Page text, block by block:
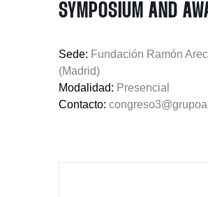
SYMPOSIUM AND
Sede: Fundación Ramón
(Madrid)
Modalidad: Presencial
Contacto: